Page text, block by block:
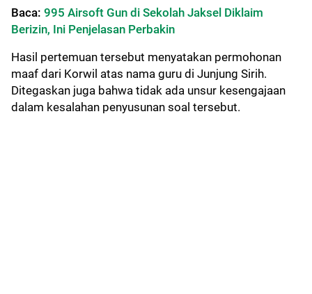
Baca: 995 Airsoft Gun di Sekolah Jaksel Diklaim
Berizin, Ini Penjelasan Perbakin
Hasil pertemuan tersebut menyatakan permohonan
maaf dari Korwil atas nama guru di Junjung Sirih.
Ditegaskan juga bahwa tidak ada unsur kesengajaan
dalam kesalahan penyusunan soal tersebut.